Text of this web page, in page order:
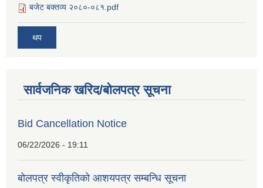
बजेट बक्तव्य २०८०-०८१.pdf
थप
सार्वजनिक खरिद/बोलपत्र सूचना
Bid Cancellation Notice
06/22/2026 - 19:11
बोलपत्र स्वीकृतिको आशयपत्र सम्बन्धि सूचना